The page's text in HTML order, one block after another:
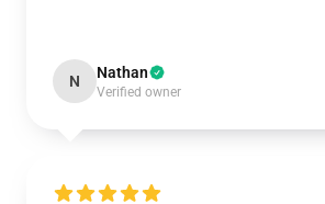
N Nathan
Verified owner